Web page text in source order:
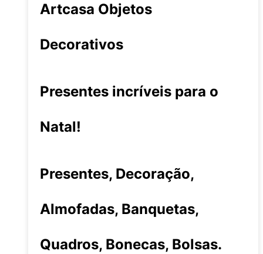
Artcasa Objetos
Decorativos
Presentes incríveis para o
Natal!
Presentes, Decoração,
Almofadas, Banquetas,
Quadros, Bonecas, Bolsas.